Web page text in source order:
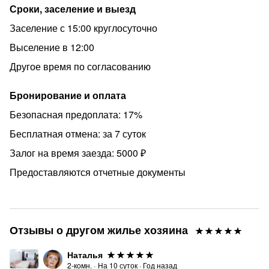
Имеется подземный паркинг на два авто✅
Дополнительные услуги:
- Заказ экскурсии по специальным ценам с подробным
прайсом и выбором туров в квартире
Для бронирования выберите свободные даты в
календаре на и ознакомьтесь с актуальной
информацией о стоимости.
Регулярные гости получают скидку 10% на
последующие заказы.
Желаем вам прекрасного отдыха и приятных
Сроки, заселение и выезд
Заселение с 15:00 круглосуточно
Выселение в 12:00
Другое время по согласованию
Бронирование и оплата
Безопасная предоплата: 17%
Бесплатная отмена: за 7 суток
Залог на время заезда: 5000 ₽
Предоставляются отчетные документы
Отзывы о другом жилье хозяина
Наталья
2-комн. · На 10 суток · Год назад